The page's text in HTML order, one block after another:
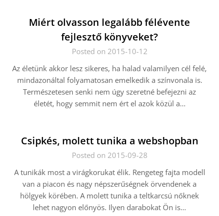
Miért olvasson legalább félévente
fejlesztő könyveket?
Posted on 2015-10-12
Az életünk akkor lesz sikeres, ha halad valamilyen cél felé,
mindazonáltal folyamatosan emelkedik a színvonala is.
Természetesen senki nem úgy szeretné befejezni az
életét, hogy semmit nem ért el azok közül a…
Csipkés, molett tunika a webshopban
Posted on 2015-09-28
A tunikák most a virágkorukat élik. Rengeteg fajta modell
van a piacon és nagy népszerűségnek örvendenek a
hölgyek körében. A molett tunika a teltkarcsú nőknek
lehet nagyon előnyös. Ilyen darabokat Ön is…